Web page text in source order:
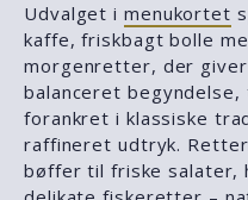
Udvalget i menukortet
kaffe, friskbagt bolle
morgenretter, der
balanceret
forankret i klassiske
raffineret udtryk.
bøffer til friske salater,